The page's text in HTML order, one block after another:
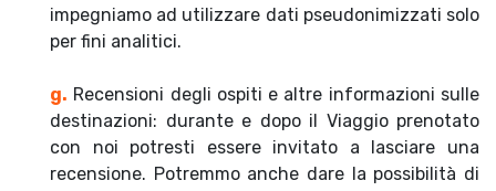
impegniamo ad utilizzare dati pseudonimizzati solo
per fini analitici.
g. Recensioni degli ospiti e altre informazioni sulle
destinazioni: durante e dopo il Viaggio prenotato
con noi potresti essere invitato a lasciare una
recensione. Potremmo anche dare la possibilità di